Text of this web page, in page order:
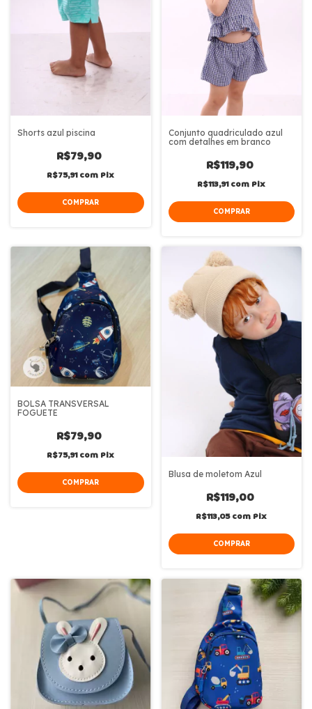
Shorts azul piscina
R$79,90
R$75,91com Pix
COMPRAR
Conjunto quadriculado azul
com detalhes em branco
R$119,90
R$113,91com Pix
COMPRAR
BOLSA TRANSVERSAL
FOGUETE
R$79,90
R$75,91com Pix
Blusa de moletom Azul
R$119,00
R$113,05com Pix
COMPRAR